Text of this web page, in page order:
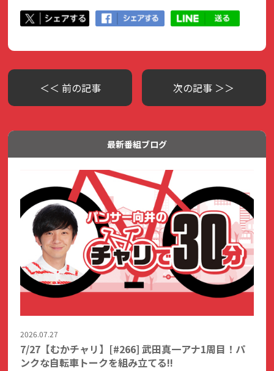
＜＜ 前の記事 次の記事 ＞＞
最新番組ブログ
2026.07.27
7/27【むかチャリ】[#266] 武田真一アナ1周目！パ
ンクな自転車トークを組み立てる!!